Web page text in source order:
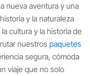
nueva aventura y una
y la naturaleza
cultura y la historia de
nuestros paquetes
segura, cómoda
viaje que no solo